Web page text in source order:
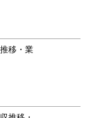
移・業